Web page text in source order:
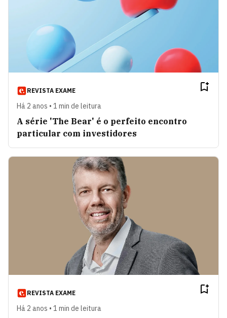
REVISTA EXAME
Há 2 anos • 1 min de leitura
A série 'The Bear' é o perfeito encontro
particular com investidores
REVISTA EXAME
Há 2 anos • 1 min de leitura